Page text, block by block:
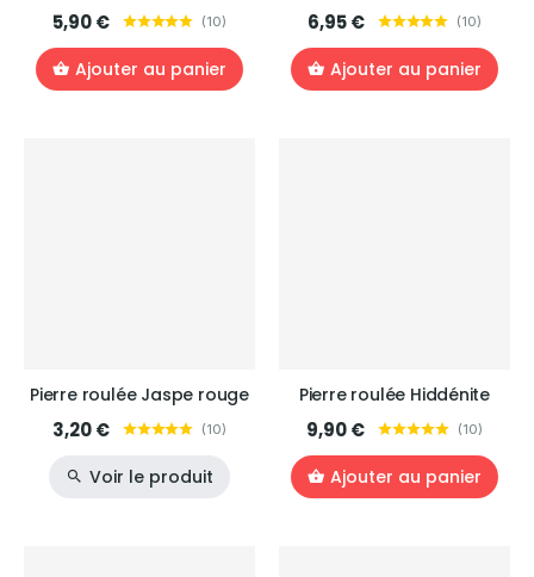
5,90 € (10)
Ajouter au panier
6,95 € (10)
Ajouter au panier
Pierre roulée Jaspe rouge
3,20 € (10)
Voir le produit
Pierre roulée Hiddénite
9,90 € (10)
Ajouter au panier